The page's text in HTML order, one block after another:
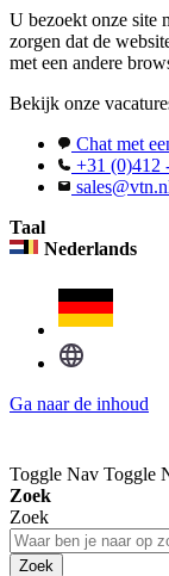
U bezoekt onze site
zorgen dat de
met een andere
Bekijk onze
Chat met
+31 (0)412
Taal
Nederlands
Ga naar de inhoud
Toggle Nav Toggle
Zoek
Zoek
Zoek